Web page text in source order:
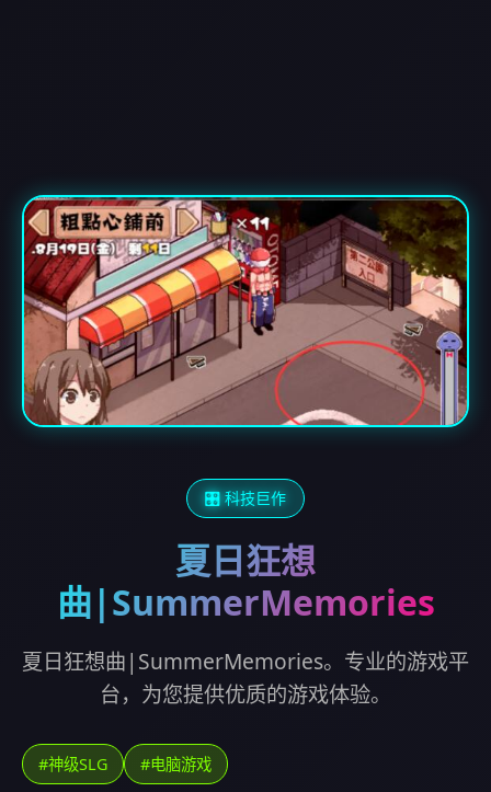
🎛️ 科技巨作
夏日狂想
曲|SummerMemories
夏日狂想曲|SummerMemories。专业的游戏平
台，为您提供优质的游戏体验。
#神级SLG #电脑游戏